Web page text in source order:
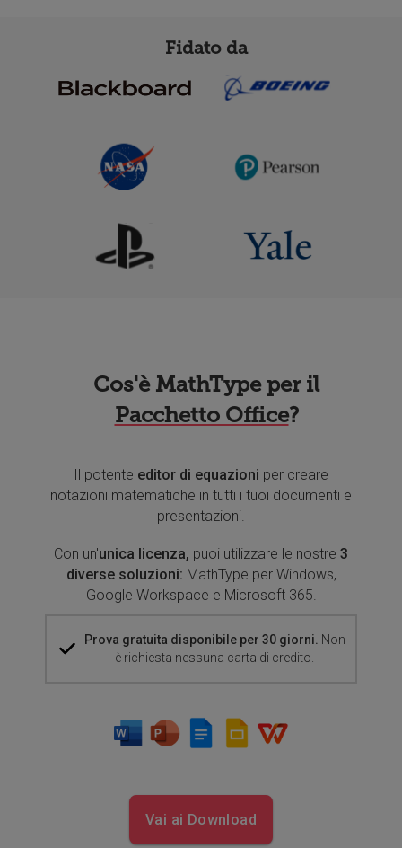
Fidato da
Cos'è MathType per il
Pacchetto Office?
Il potente editor di equazioni per creare
notazioni matematiche in tutti i tuoi documenti e
presentazioni.
Con un'unica licenza, puoi utilizzare le nostre 3
diverse soluzioni: MathType per Windows,
Google Workspace e Microsoft 365.
Prova gratuita disponibile per 30 giorni. Non
è richiesta nessuna carta di credito.
Vai ai Download